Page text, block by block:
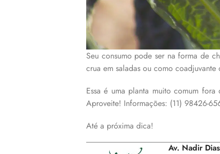
Seu consumo pode ser na forma de
crua em saladas ou como
Essa é uma planta muito comum
Aproveite! Informações: (11) 98426-
Até a próxima dica!
Av. Nadir